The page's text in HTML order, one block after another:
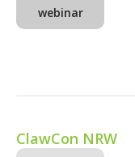
webinar
ClawCon NRW